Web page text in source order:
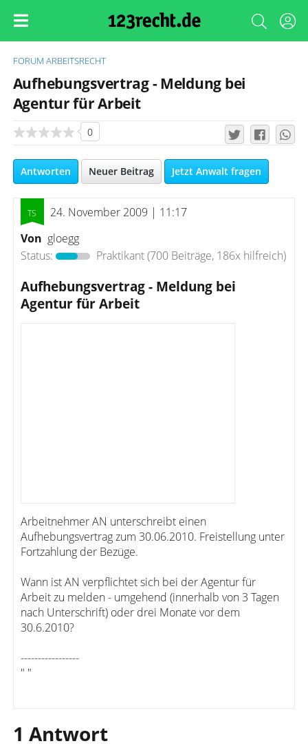
FORUM ARBEITSRECHT
Aufhebungsvertrag - Meldung bei
Agentur für Arbeit
0
Antworten Neuer Beitrag Jetzt Anwalt fragen
24. November 2009 | 11:17
Von gloegg
Status:
Praktikant(700 Beiträge, 186x hilfreich)
Aufhebungsvertrag - Meldung bei
Agentur für Arbeit
Arbeitnehmer AN unterschreibt einen
Aufhebungsvertrag zum 30.06.2010. Freistellung unter
Fortzahlung der Bezüge.
Wann ist AN verpflichtet sich bei der Agentur für
Arbeit zu melden - umgehend (innerhalb von 3 Tagen
nach Unterschrift) oder drei Monate vor dem
30.6.2010?
-----------------
" "
1 Antwort